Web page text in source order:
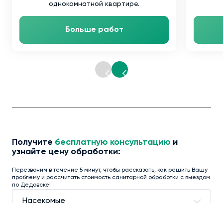
однокомнатной квартире.
Больше работ
Получите бесплатную консультацию и
узнайте цену обработки:
Перезвоним в течение 5 минут, чтобы рассказать, как решить Вашу
проблему и рассчитать стоимость санитарной обработки с выездом
по Дедовске!